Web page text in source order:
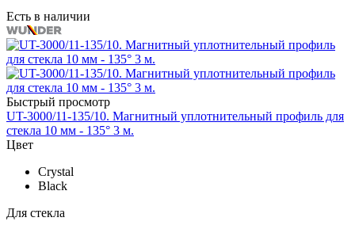
Есть в наличии
Быстрый просмотр
UT-3000/11-135/10. Магнитный уплотнительный профиль для
стекла 10 мм - 135° 3 м.
Цвет
Crystal
Black
Для стекла